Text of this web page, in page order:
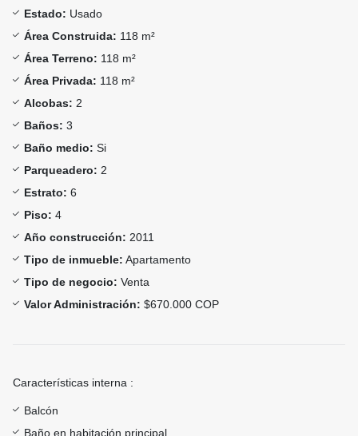
Estado: Usado
Área Construida: 118 m²
Área Terreno: 118 m²
Área Privada: 118 m²
Alcobas: 2
Baños: 3
Baño medio: Si
Parqueadero: 2
Estrato: 6
Piso: 4
Año construcción: 2011
Tipo de inmueble: Apartamento
Tipo de negocio: Venta
Valor Administración: $670.000 COP
Características interna :
Balcón
Baño en habitación principal